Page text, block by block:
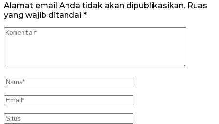
Alamat email Anda tidak akan dipublikasikan. Ruas
yang wajib ditandai *